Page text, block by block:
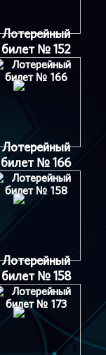
Лотерейный
билет № 152
Лотерейный
билет № 166
Лотерейный
билет № 158